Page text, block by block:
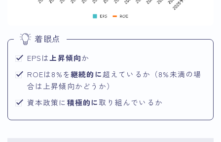
着眼点
EPSは上昇傾向か
ROEは8%を継続的に超えているか（8%未満の場
合は上昇傾向かどうか）
資本政策に積極的に取り組んでいるか